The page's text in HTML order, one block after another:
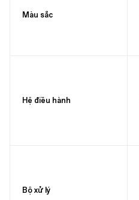
Màu sắc
Hệ điều hành
Bộ xử lý